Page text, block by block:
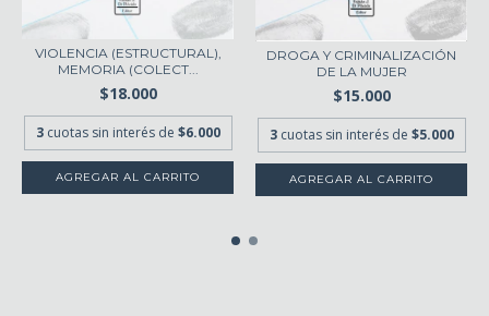
VIOLENCIA (ESTRUCTURAL),
MEMORIA (COLECT...
$18.000
3 cuotas sin interés de $6.000
AGREGAR AL CARRITO
DROGA Y CRIMINALIZACIÓN
DE LA MUJER
$15.000
3 cuotas sin interés de $5.000